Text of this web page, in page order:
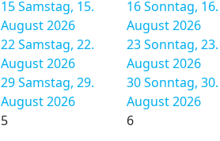
15Samstag, 15.
August 2026
16Sonntag, 16.
August 2026
22Samstag, 22.
August 2026
23Sonntag, 23.
August 2026
29Samstag, 29.
August 2026
30Sonntag, 30.
August 2026
5 6